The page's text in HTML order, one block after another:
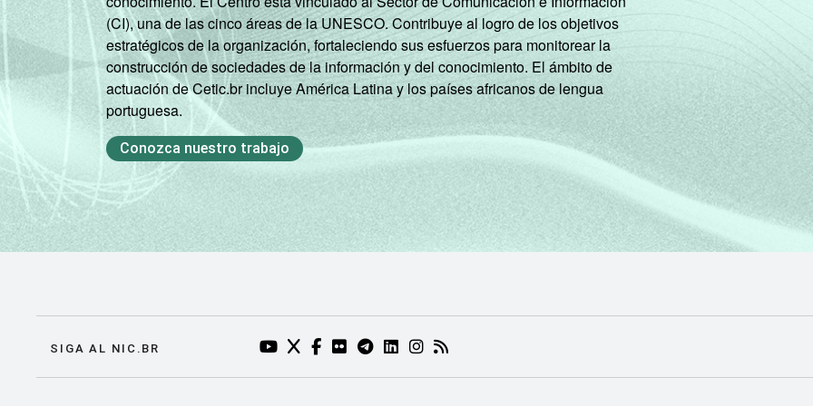
(CI), una de las cinco áreas de la UNESCO. Contribuye al logro de los objetivos
estratégicos de la organización, fortaleciendo sus esfuerzos para monitorear la
construcción de sociedades de la información y del conocimiento. El ámbito de
actuación de Cetic.br incluye América Latina y los países africanos de lengua
portuguesa.
Conozca nuestro trabajo
SIGA AL NIC.BR YOUTUBE DO NIC.BR (ABRE EM NOVA ABA)
TWITTER DO NIC.BR (ABRE EM NOVA ABA)
FACEBOOK DO NIC.BR (ABRE EM NOVA ABA)
FLICKR DO NIC.BR (ABRE EM NOVA ABA)
TELEGRAM DO NIC.BR (ABRE EM NOVA ABA)
LINKEDIN DO NIC.BR (ABRE EM NOVA ABA)
INSTAGRAM DO NIC.BR (ABRE EM NOVA ABA)
RSS DO NIC.BR (ABRE EM NOVA ABA)